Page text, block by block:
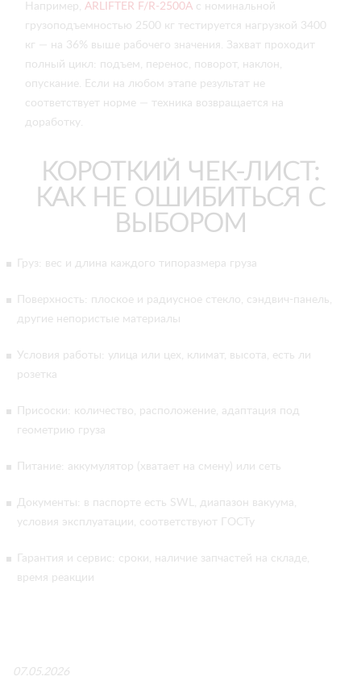
Например, ARLIFTER F/R‑2500A с номинальной
грузоподъемностью 2500 кг тестируется нагрузкой 3400
кг — на 36% выше рабочего значения. Захват проходит
полный цикл: подъем, перенос, поворот, наклон,
опускание. Если на любом этапе результат не
соответствует норме — техника возвращается на
доработку.
КОРОТКИЙ ЧЕК-ЛИСТ:
КАК НЕ ОШИБИТЬСЯ С
ВЫБОРОМ
Груз: вес и длина каждого типоразмера груза
Поверхность: плоское и радиусное стекло, сэндвич-панель,
другие непористые материалы
Условия работы: улица или цех, климат, высота, есть ли
розетка
Присоски: количество, расположение, адаптация под
геометрию груза
Питание: аккумулятор (хватает на смену) или сеть
Документы: в паспорте есть SWL, диапазон вакуума,
условия эксплуатации, соответствуют ГОСТу
Гарантия и сервис: сроки, наличие запчастей на складе,
время реакции
07.05.2026